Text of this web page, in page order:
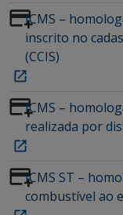
ICMS –
inscrito no
(CCIS)
ICMS –
realizada por
ICMS ST –
combustível ao